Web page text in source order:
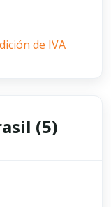
de IVA
(5)